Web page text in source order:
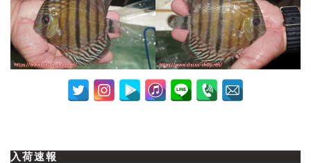
入荷速報